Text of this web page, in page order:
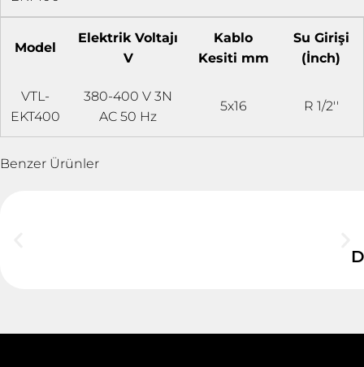
Model
Elektrik Voltajı
V
Kablo
Kesiti mm
Su Girişi
(İnch)
VTL-
EKT400
380-400 V 3N
AC 50 Hz
5x16 R 1/2''
Benzer Ürünler